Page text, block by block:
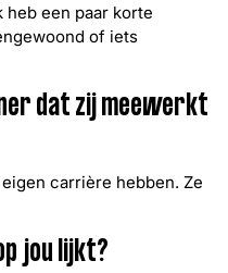
heb een paar korte
of iets
dat zij meewerkt
carrière hebben. Ze
jou lijkt?